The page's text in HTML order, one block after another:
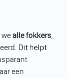
alle fokkers,
Dit helpt
een